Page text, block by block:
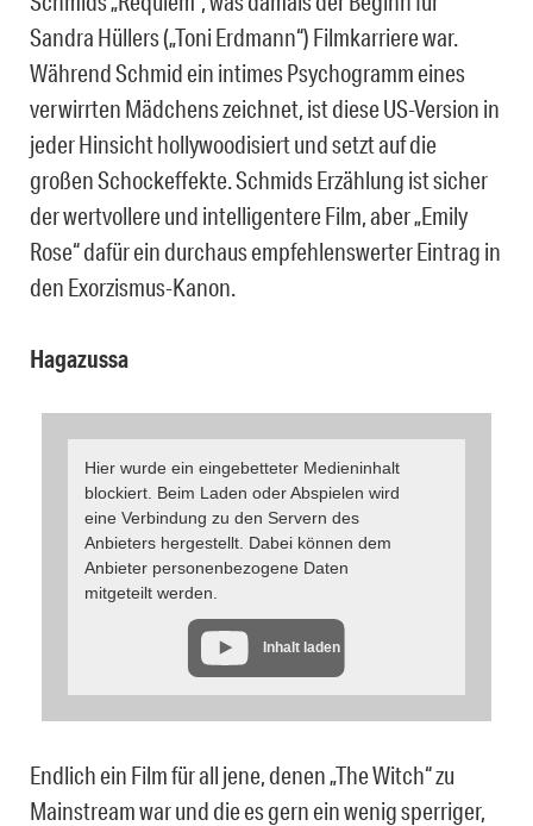
Sandra Hüllers („Toni Erdmann“) Filmkarriere war.
Während Schmid ein intimes Psychogramm eines
verwirrten Mädchens zeichnet, ist diese US-Version in
jeder Hinsicht hollywoodisiert und setzt auf die
großen Schockeffekte. Schmids Erzählung ist sicher
der wertvollere und intelligentere Film, aber „Emily
Rose“ dafür ein durchaus empfehlenswerter Eintrag in
den Exorzismus-Kanon.
Hagazussa
Hier wurde ein eingebetteter Medieninhalt
blockiert. Beim Laden oder Abspielen wird
eine Verbindung zu den Servern des
Anbieters hergestellt. Dabei können dem
Anbieter personenbezogene Daten
mitgeteilt werden.
Inhalt laden
Endlich ein Film für all jene, denen „The Witch“ zu
Mainstream war und die es gern ein wenig sperriger,